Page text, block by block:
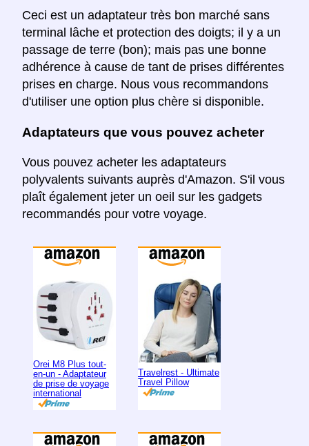
Ceci est un adaptateur très bon marché sans
terminal lâche et protection des doigts; il y a un
passage de terre (bon); mais pas une bonne
adhérence à cause de tant de prises différentes
prises en charge. Nous vous recommandons
d'utiliser une option plus chère si disponible.
Adaptateurs que vous pouvez acheter
Vous pouvez acheter les adaptateurs
polyvalents suivants auprès d'Amazon. S'il vous
plaît également jeter un oeil sur les gadgets
recommandés pour votre voyage.
Orei M8 Plus tout-
en-un - Adaptateur
de prise de voyage
international
Travelrest - Ultimate
Travel Pillow